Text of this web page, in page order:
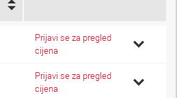
Prijavi se za pregled
cijena
Prijavi se za pregled
cijena